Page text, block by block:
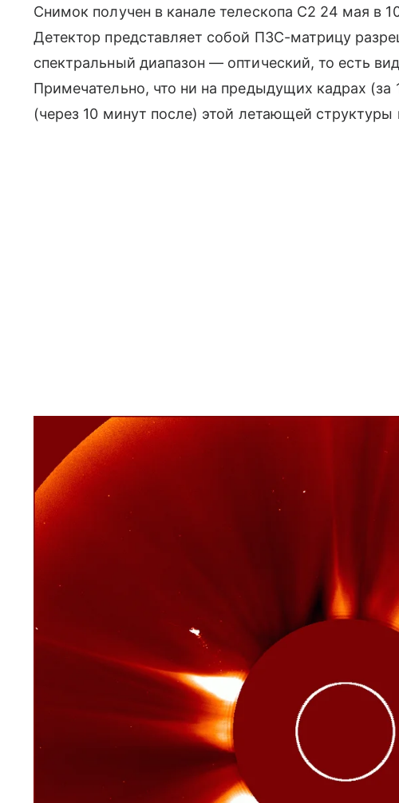
Снимок получен в канале телескопа C2 24 мая в
Детектор представляет собой ПЗС-матрицу
спектральный диапазон — оптический, то есть
Примечательно, что ни на предыдущих кадрах
(через 10 минут после) этой летающей структуры